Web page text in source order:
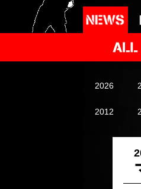
2026
2012